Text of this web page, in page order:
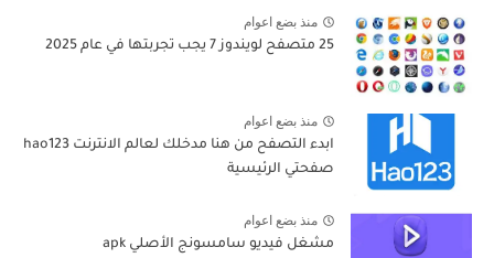
منذ بضع اعوام
25 متصفح لويندوز 7 يجب تجربتها في عام 2025
منذ بضع اعوام
ابدء التصفح من هنا مدخلك لعالم الانترنت hao123
صفحتي الرئيسية
منذ بضع اعوام
مشغل فيديو سامسونج الأصلي apk